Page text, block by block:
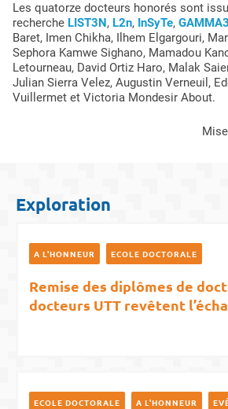
Les quatorze docteurs honorés sont
recherche LIST3N , L2n, InSyTe, GAMMA3
Baret, Imen Chikha, Ilhem Elgargouri,
Sephora Kamwe Sighano, Mamadou
Letourneau, David Ortiz Haro, Malak
Julian Sierra Velez, Augustin Verneuil,
Vuillermet et Victoria Mondesir About.
Exploration
A L'HONNEUR ECOLE DOCTORALE
Remise des diplômes de
docteurs UTT revêtent
ECOLE DOCTORALE A L'HONNEUR